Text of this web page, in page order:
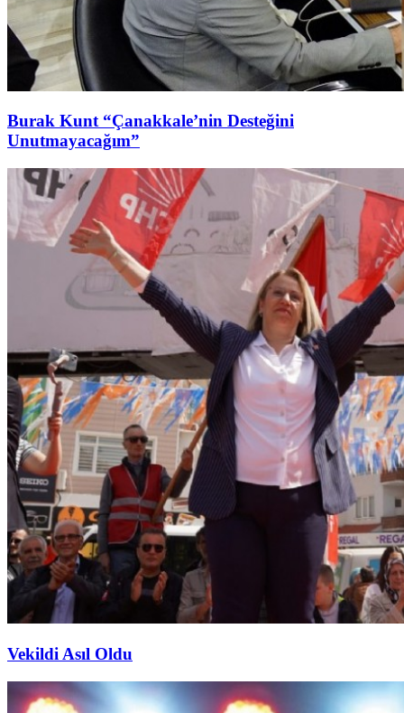
Burak Kunt “Çanakkale’nin Desteğini
Unutmayacağım”
Vekildi Asıl Oldu